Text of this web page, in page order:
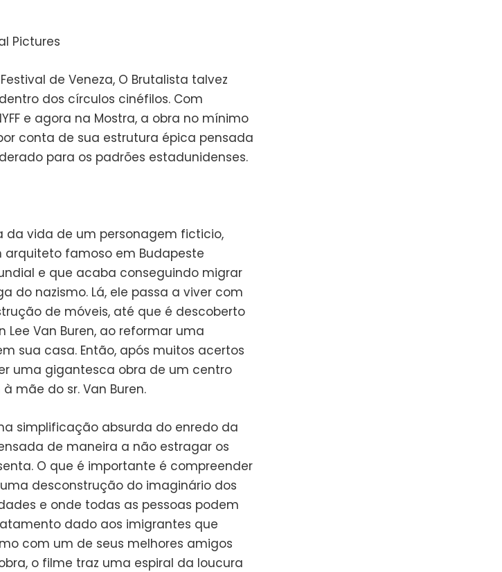
Pictures
de Veneza, O Brutalista talvez
dos círculos cinéfilos. Com
e agora na Mostra, a obra no mínimo
conta de sua estrutura épica pensada
para os padrões estadunidenses.
vida de um personagem ficticio,
arquiteto famoso em Budapeste
e que acaba conseguindo migrar
do nazismo. Lá, ele passa a viver com
de móveis, até que é descoberto
Lee Van Buren, ao reformar uma
sua casa. Então, após muitos acertos
uma gigantesca obra de um centro
mãe do sr. Van Buren.
simplificação absurda do enredo da
de maneira a não estragar os
O que é importante é compreender
desconstrução do imaginário dos
e onde todas as pessoas podem
dado aos imigrantes que
com um de seus melhores amigos
o filme traz uma espiral da loucura